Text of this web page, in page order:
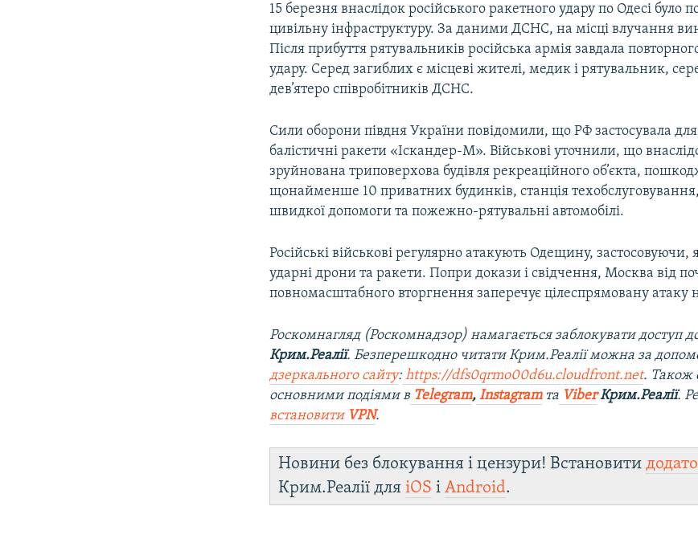
15 березня внаслідок російського ракетного удару по Одесі було
цивільну інфраструктуру. За даними ДСНС, на місці влучання
Після прибуття рятувальників російська армія завдала
удару. Серед загиблих є місцеві жителі, медик і рятувальник,
дев’ятеро співробітників ДСНС.
Сили оборони півдня України повідомили, що РФ застосувала для
балістичні ракети «Іскандер-М». Військові уточнили, що
зруйнована триповерхова будівля рекреаційного об’єкта,
щонайменше 10 приватних будинків, станція техобслуговування,
швидкої допомоги та пожежно-рятувальні автомобілі.
Російські військові регулярно атакують Одещину, застосовуючи,
ударні дрони та ракети. Попри докази і свідчення, Москва від
повномасштабного вторгнення заперечує цілеспрямовану атаку
Роскомнагляд (Роскомнадзор) намагається заблокувати доступ
Крим.Реалії. Безперешкодно читати Крим.Реалії можна за
дзеркального сайту: https://dfs0qrmo00d6u.cloudfront.net. Також
основними подіями в Telegram, Instagramта ViberКрим.Реалії.
встановити VPN.
Новини без блокування і цензури! Встановити
Крим.Реалії дляiOS іAndroid.